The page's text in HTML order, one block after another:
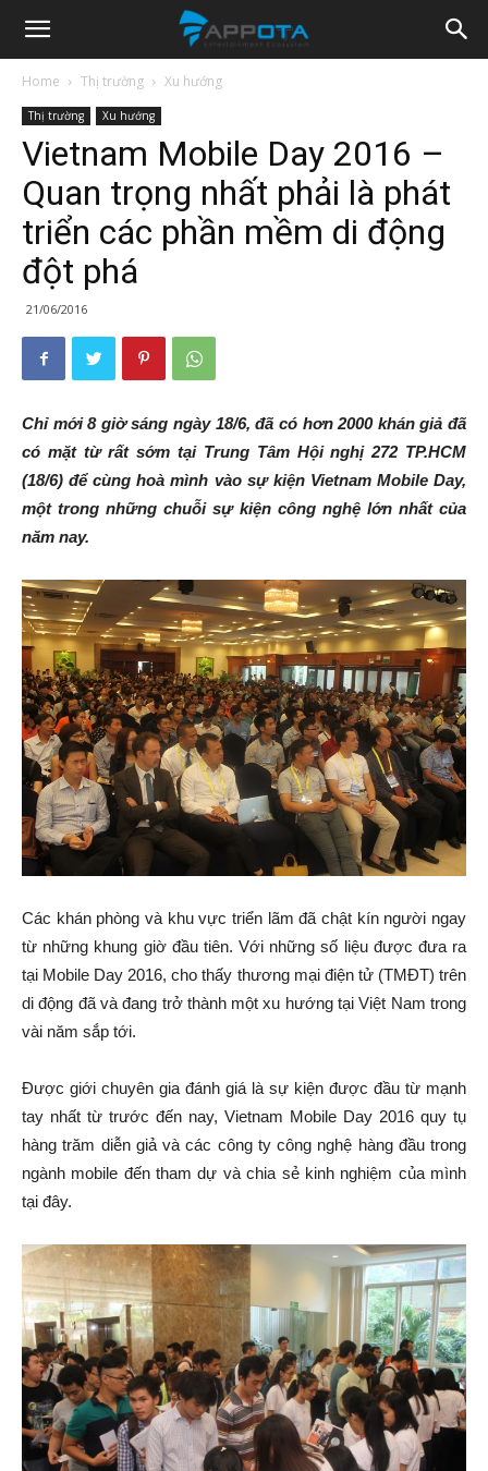
Appota
News
Home Thị trường Xu hướng
Thị trường Xu hướng
Vietnam Mobile Day 2016 –
Quan trọng nhất phải là phát
triển các phần mềm di động
đột phá
21/06/2016
Chỉ mới 8 giờ sáng ngày 18/6, đã có hơn 2000 khán giả đã
có mặt từ rất sớm tại Trung Tâm Hội nghị 272 TP.HCM
(18/6) để cùng hoà mình vào sự kiện Vietnam Mobile Day,
một trong những chuỗi sự kiện công nghệ lớn nhất của
năm nay.
Các khán phòng và khu vực triển lãm đã chật kín người ngay
từ những khung giờ đầu tiên. Với những số liệu được đưa ra
tại Mobile Day 2016, cho thấy thương mại điện tử (TMĐT) trên
di động đã và đang trở thành một xu hướng tại Việt Nam trong
vài năm sắp tới.
Được giới chuyên gia đánh giá là sự kiện được đầu từ mạnh
tay nhất từ trước đến nay, Vietnam Mobile Day 2016 quy tụ
hàng trăm diễn giả và các công ty công nghệ hàng đầu trong
ngành mobile đến tham dự và chia sẻ kinh nghiệm của mình
tại đây.